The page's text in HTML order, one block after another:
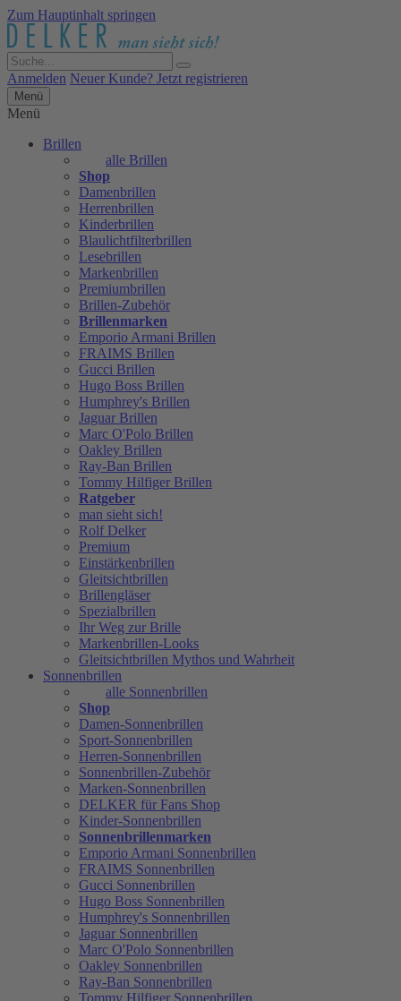
Zum Hauptinhalt springen
Anmelden Neuer Kunde? Jetzt registrieren
Menü
Menü
Brillen
alle Brillen
Shop
Damenbrillen
Herrenbrillen
Kinderbrillen
Blaulichtfilterbrillen
Lesebrillen
Markenbrillen
Premiumbrillen
Brillen-Zubehör
Brillenmarken
Emporio Armani Brillen
FRAIMS Brillen
Gucci Brillen
Hugo Boss Brillen
Humphrey's Brillen
Jaguar Brillen
Marc O'Polo Brillen
Oakley Brillen
Ray-Ban Brillen
Tommy Hilfiger Brillen
Ratgeber
man sieht sich!
Rolf Delker
Premium
Einstärkenbrillen
Gleitsichtbrillen
Brillengläser
Spezialbrillen
Ihr Weg zur Brille
Markenbrillen-Looks
Gleitsichtbrillen Mythos und Wahrheit
Sonnenbrillen
alle Sonnenbrillen
Shop
Damen-Sonnenbrillen
Sport-Sonnenbrillen
Herren-Sonnenbrillen
Sonnenbrillen-Zubehör
Marken-Sonnenbrillen
DELKER für Fans Shop
Kinder-Sonnenbrillen
Sonnenbrillenmarken
Emporio Armani Sonnenbrillen
FRAIMS Sonnenbrillen
Gucci Sonnenbrillen
Hugo Boss Sonnenbrillen
Humphrey's Sonnenbrillen
Jaguar Sonnenbrillen
Marc O'Polo Sonnenbrillen
Oakley Sonnenbrillen
Ray-Ban Sonnenbrillen
Tommy Hilfiger Sonnenbrillen